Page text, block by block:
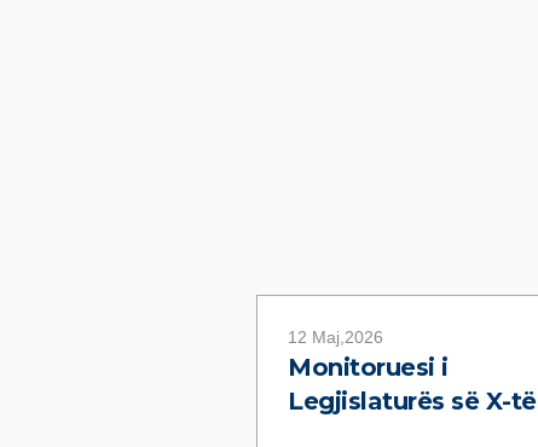
12 Maj,2026
Monitoruesi i
Legjislaturës së X-të